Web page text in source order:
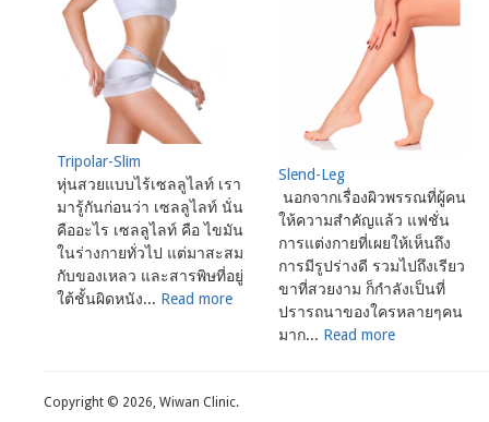
Tripolar-Slim
หุ่นสวยแบบไร้เซลลูไลท์ เรา
มารู้กันก่อนว่า เซลลูไลท์ นั่น
คืออะไร เซลลูไลท์ คือ ไขมัน
ในร่างกายทั่วไป แต่มาสะสม
กับของเหลว และสารพิษที่อยู่
ใต้ชั้นผิดหนัง... Read more
Slend-Leg
นอกจากเรื่องผิวพรรณที่ผู้คน
ให้ความสำคัญแล้ว แฟชั่น
การแต่งกายที่เผยให้เห็นถึง
การมีรูปร่างดี รวมไปถึงเรียว
ขาที่สวยงาม ก็กำลังเป็นที่
ปรารถนาของใครหลายๆคน
มาก... Read more
Copyright © 2026, Wiwan Clinic.